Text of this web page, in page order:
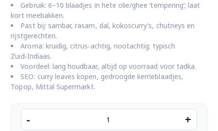
Gebruik: 6–10 blaadjes in hete olie/ghee ‘tempering’; laat
kort meebakken.
Past bij: sambar, rasam, dal, kokoscurry’s, chutneys en
rijstgerechten.
Aroma: kruidig, citrus‑achtig, nootachtig; typisch
Zuid‑Indiaas.
Voordeel: lang houdbaar, altijd op voorraad voor tadka.
SEO: curry leaves kopen, gedroogde kerrieblaadjes,
Topop, Mittal Supermarkt.
Dry
- +